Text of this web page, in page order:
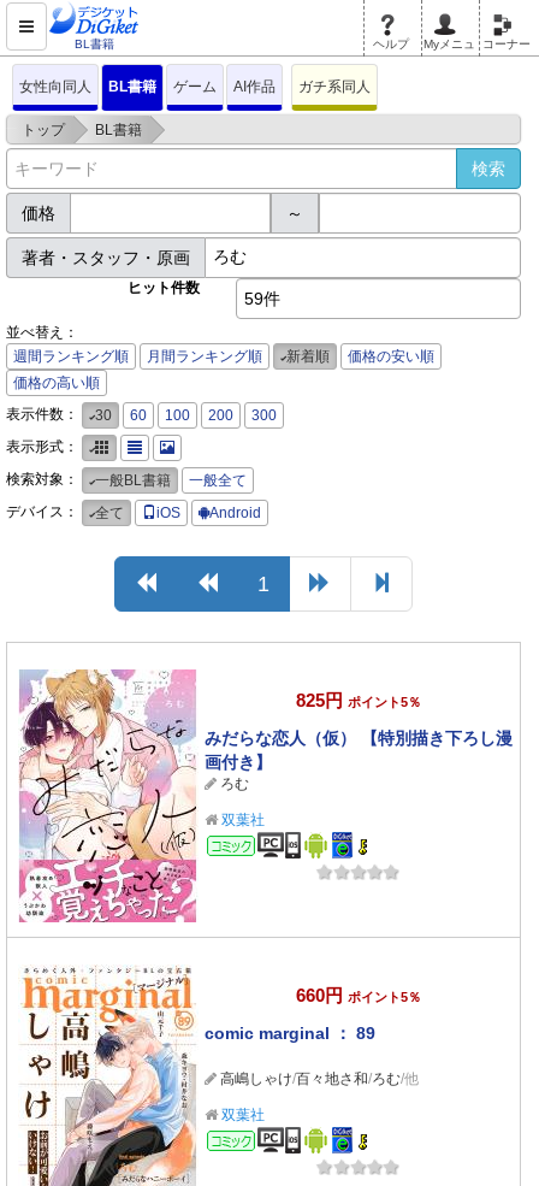
BL書籍 ヘルプ Myメニュ コーナー
女性向同人 BL書籍 ゲーム AI作品 ガチ系同人
トップ > BL書籍 >
価格 ～
著者・スタッフ・原画
ヒット件数
59件
並べ替え：
週間ランキング順
月間ランキング順 新着順
価格の安い順
価格の高い順
表示件数：
30 60 100 200
300
表示形式：
検索対象：
一般BL書籍
一般全て
デバイス：
全て iOS Android
1
825円 ポイント5％
みだらな恋人（仮） 【特別描き下ろし漫
画付き】
ろむ
双葉社
コミック
660円 ポイント5％
comic marginal ： 89
高嶋しゃけ/百々地さ和/ろむ/他
双葉社
コミック